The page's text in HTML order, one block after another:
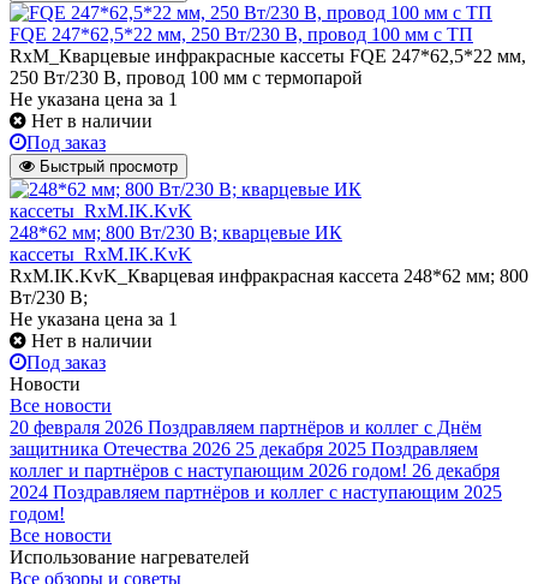
FQE 247*62,5*22 мм, 250 Вт/230 В, провод 100 мм с ТП
RxM_Кварцевые инфракрасные кассеты FQE 247*62,5*22 мм,
250 Вт/230 В, провод 100 мм с термопарой
Не указана цена за 1
Нет в наличии
Под заказ
Быстрый просмотр
248*62 мм; 800 Вт/230 В; кварцевые ИК
кассеты_RxM.IK.KvK
RxM.IK.KvK_Кварцевая инфракрасная кассета 248*62 мм; 800
Вт/230 В;
Не указана цена за 1
Нет в наличии
Под заказ
Новости
Все новости
20 февраля 2026 Поздравляем партнёров и коллег с Днём
защитника Отечества 2026 25 декабря 2025 Поздравляем
коллег и партнёров с наступающим 2026 годом! 26 декабря
2024 Поздравляем партнёров и коллег с наступающим 2025
годом!
Все новости
Использование нагревателей
Все обзоры и советы